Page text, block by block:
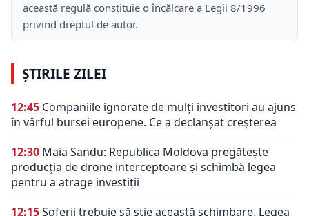
această regulă constituie o încălcare a Legii 8/1996
privind dreptul de autor.
ȘTIRILE ZILEI
12:45 Companiile ignorate de mulți investitori au ajuns
în vârful bursei europene. Ce a declanșat creșterea
12:30 Maia Sandu: Republica Moldova pregătește
producția de drone interceptoare și schimbă legea
pentru a atrage investiții
12:15Șoferii trebuie să știe această schimbare. Legea